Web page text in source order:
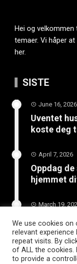
Hei og
temaer. Vi håper
her.
SISTE
June 16, 2026
Uventet
koste deg
April 7, 2026
Oppdag
hjemmet
March 19,
Slik
langvarig
We use cookies on
relevant
repeat visits. By
of ALL the cookies.
to provide a